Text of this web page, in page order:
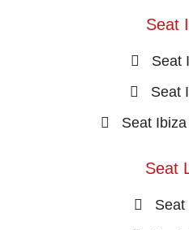
Seat
Seat
Seat
Seat
Seat
Seat